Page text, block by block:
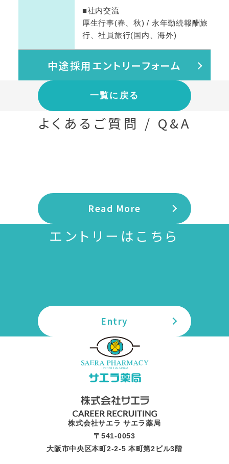
■社内交流
厚生行事(春、秋) / 永年勤続報酬旅
行、社員旅行(国内、海外)
中途採用エントリーフォーム
一覧に戻る
よくあるご質問 / Q&A
Read More
エントリーはこちら
Entry
株式会社サエラ サエラ薬局
〒541-0053
大阪市中央区本町2-2-5 本町第2ビル3階